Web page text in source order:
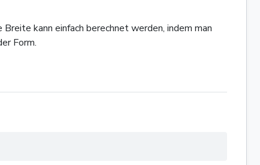
kann einfach berechnet werden, indem man
Form.